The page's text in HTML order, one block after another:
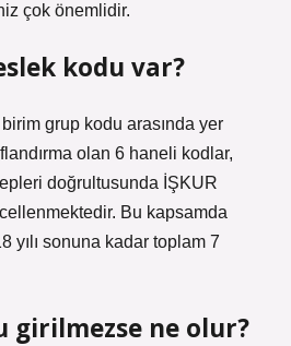
çok önemlidir.
kodu var?
grup kodu arasında yer
olan 6 haneli kodlar,
doğrultusunda İŞKUR
Bu kapsamda
yılı sonuna kadar toplam 7
girilmezse ne olur?